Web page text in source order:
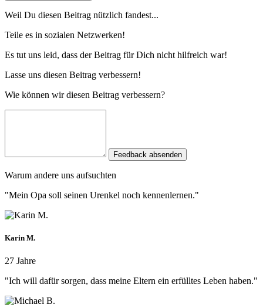
Weil Du diesen Beitrag nützlich fandest...
Teile es in sozialen Netzwerken!
Es tut uns leid, dass der Beitrag für Dich nicht hilfreich war!
Lasse uns diesen Beitrag verbessern!
Wie können wir diesen Beitrag verbessern?
Feedback absenden
Warum andere uns aufsuchten
"Mein Opa soll seinen Urenkel noch kennenlernen."
Karin M.
27 Jahre
"Ich will dafür sorgen, dass meine Eltern ein erfülltes Leben haben."